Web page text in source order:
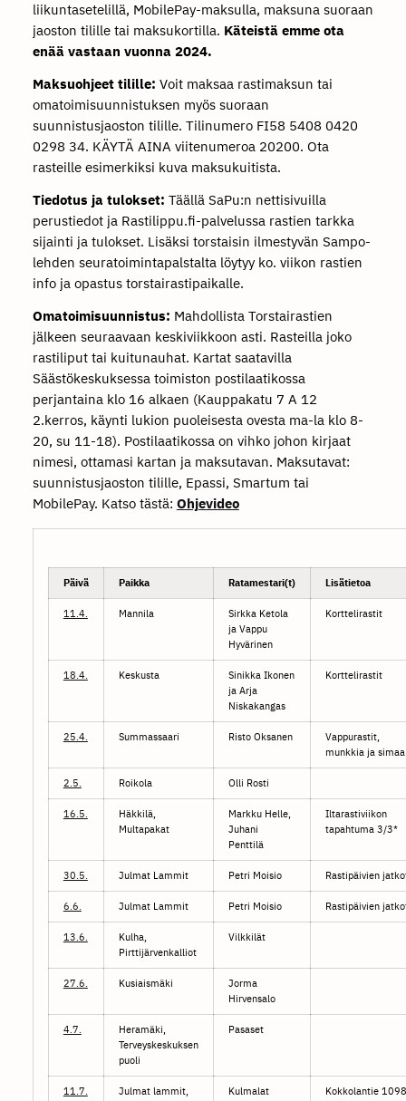
liikuntasetelillä, MobilePay-maksulla, maksuna suoraan
jaoston tilille tai maksukortilla. Käteistä emme ota
enää vastaan vuonna 2024.
Maksuohjeet tilille: Voit maksaa rastimaksun tai
omatoimisuunnistuksen myös suoraan
suunnistusjaoston tilille. Tilinumero FI58 5408 0420
0298 34. KÄYTÄ AINA viitenumeroa 20200. Ota
rasteille esimerkiksi kuva maksukuitista.
Tiedotus ja tulokset: Täällä SaPu:n nettisivuilla
perustiedot ja Rastilippu.fi-palvelussa rastien tarkka
sijainti ja tulokset. Lisäksi torstaisin ilmestyvän Sampo-
lehden seuratoimintapalstalta löytyy ko. viikon rastien
info ja opastus torstairastipaikalle.
Omatoimisuunnistus: Mahdollista Torstairastien
jälkeen seuraavaan keskiviikkoon asti. Rasteilla joko
rastiliput tai kuitunauhat. Kartat saatavilla
Säästökeskuksessa toimiston postilaatikossa
perjantaina klo 16 alkaen (Kauppakatu 7 A 12
2.kerros, käynti lukion puoleisesta ovesta ma-la klo 8-
20, su 11-18). Postilaatikossa on vihko johon kirjaat
nimesi, ottamasi kartan ja maksutavan. Maksutavat:
suunnistusjaoston tilille, Epassi, Smartum tai
MobilePay. Katso tästä: Ohjevideo
Päivä Paikka Ratamestari(t) Lisätietoa
11.4. Mannila
Sirkka Ketola
ja Vappu
Hyvärinen
Korttelirastit
18.4. Keskusta
Sinikka Ikonen
ja Arja
Niskakangas
Korttelirastit
25.4. Summassaari Risto Oksanen
Vappurastit,
munkkia ja simaa
2.5. Roikola Olli Rosti
16.5.
Häkkilä,
Multapakat
Markku Helle,
Juhani
Penttilä
Iltarastiviikon
tapahtuma 3/3*
30.5. Julmat Lammit Petri Moisio Rastipäivien
6.6. Julmat Lammit Petri Moisio Rastipäivien
13.6.
Kulha,
Pirttijärvenkalliot
Vilkkilät
27.6. Kusiaismäki
Jorma
Hirvensalo
4.7.
Heramäki,
Terveyskeskuksen
puoli
Pasaset
11.7.
Julmat lammit,
Kulmalat Kokkolantie 1098